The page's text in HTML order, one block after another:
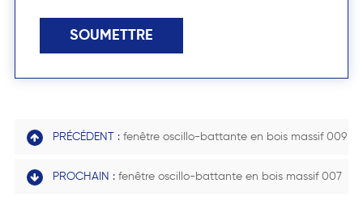
SOUMETTRE
PRÉCÉDENT : fenêtre oscillo-battante en bois massif 009
PROCHAIN : fenêtre oscillo-battante en bois massif 007